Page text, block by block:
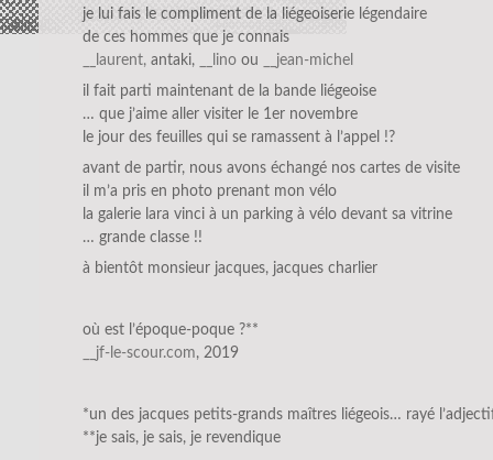
je lui fais le compliment de la liégeoiserie légendaire
de ces hommes que je connais
__laurent, antaki, __lino ou
__jean-michel
il fait parti maintenant de la bande liégeoise
… que j’aime aller visiter le 1er novembre
le jour des feuilles qui se ramassent à l’appel !?
avant de partir, nous avons échangé nos cartes de visite
il m’a pris en photo prenant mon vélo
la galerie lara vinci à un parking à vélo devant sa vitrine
… grande classe !!
à bientôt monsieur jacques, jacques charlier
où est l’époque-poque ?**
__jf-le-scour.com, 2019
*un des jacques petits-grands maîtres liégeois… rayé
**je sais, je sais, je revendique